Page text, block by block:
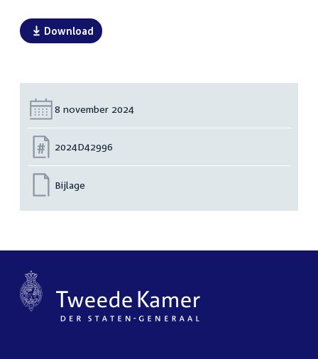
Download
Datum:
8 november 2024
Nummer:
2024D42996
Bijlage